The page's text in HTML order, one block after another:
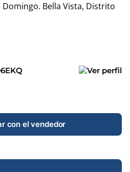
Domingo. Bella Vista, Distrito
con el vendedor